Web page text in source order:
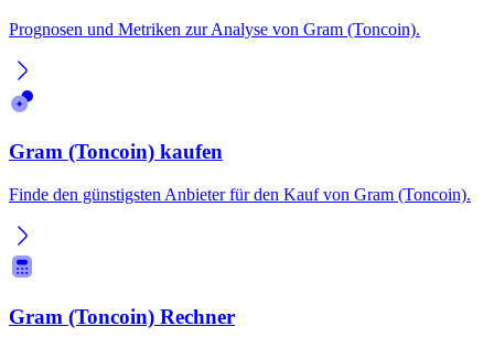
Prognosen und Metriken zur Analyse von Gram (Toncoin).
Gram (Toncoin) kaufen
Finde den günstigsten Anbieter für den Kauf von Gram (Toncoin).
Gram (Toncoin) Rechner